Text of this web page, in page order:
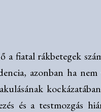
fiatal rákbetegek
azonban ha
és a testmozgás